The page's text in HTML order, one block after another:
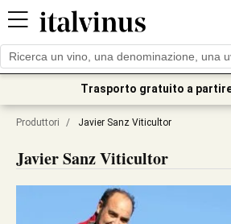
Trasporto gratuito a
Produttori / Javier Sanz Viticultor
Javier Sanz Viticultor